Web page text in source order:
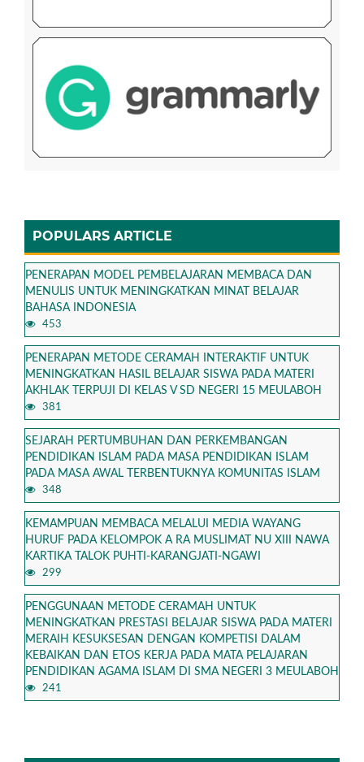
POPULARS ARTICLE
PENERAPAN MODEL PEMBELAJARAN MEMBACA DAN
MENULIS UNTUK MENINGKATKAN MINAT BELAJAR
BAHASA INDONESIA
453
PENERAPAN METODE CERAMAH INTERAKTIF UNTUK
MENINGKATKAN HASIL BELAJAR SISWA PADA MATERI
AKHLAK TERPUJI DI KELAS V SD NEGERI 15 MEULABOH
381
SEJARAH PERTUMBUHAN DAN PERKEMBANGAN
PENDIDIKAN ISLAM PADA MASA PENDIDIKAN ISLAM
PADA MASA AWAL TERBENTUKNYA KOMUNITAS ISLAM
348
KEMAMPUAN MEMBACA MELALUI MEDIA WAYANG
HURUF PADA KELOMPOK A RA MUSLIMAT NU XIII NAWA
KARTIKA TALOK PUHTI-KARANGJATI-NGAWI
299
PENGGUNAAN METODE CERAMAH UNTUK
MENINGKATKAN PRESTASI BELAJAR SISWA PADA MATERI
MERAIH KESUKSESAN DENGAN KOMPETISI DALAM
KEBAIKAN DAN ETOS KERJA PADA MATA PELAJARAN
PENDIDIKAN AGAMA ISLAM DI SMA NEGERI 3 MEULABOH
241